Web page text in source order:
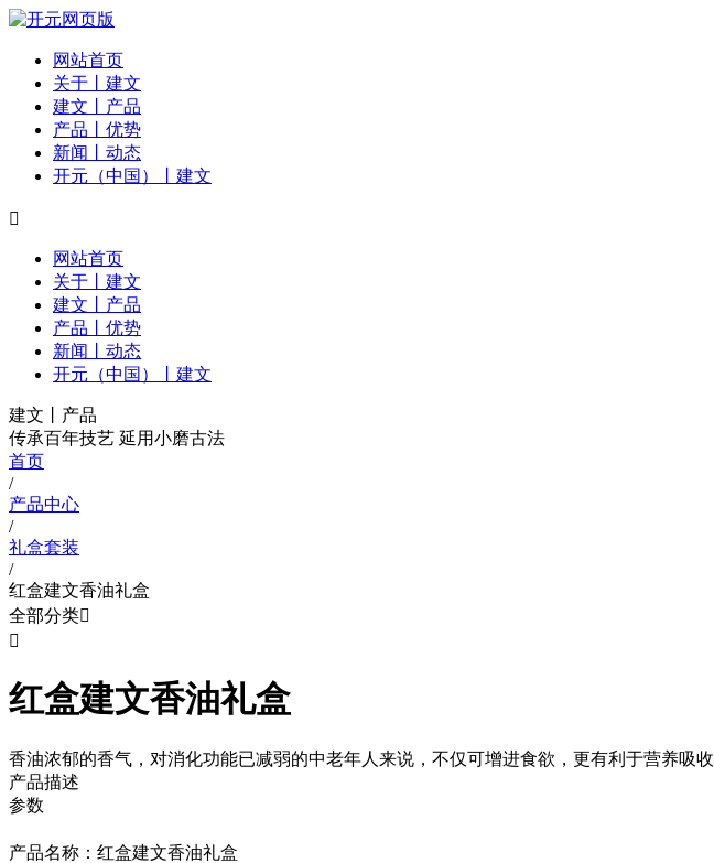
网站首页
关于丨建文
建文丨产品
产品丨优势
新闻丨动态
开元（中国）丨建文

网站首页
关于丨建文
建文丨产品
产品丨优势
新闻丨动态
开元（中国）丨建文
建文丨产品
传承百年技艺 延用小磨古法
首页
/
产品中心
/
礼盒套装
/
红盒建文香油礼盒
全部分类

红盒建文香油礼盒
香油浓郁的香气，对消化功能已减弱的中老年人来说，不仅可增进食欲，更有利于营养吸收
产品描述
参数
产品名称：红盒建文香油礼盒